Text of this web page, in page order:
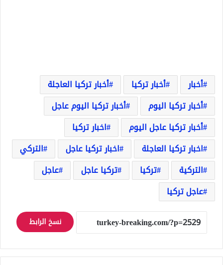
أخبار أخبار تركيا
أخبار تركيا العاجلة
أخبار تركيا اليوم
أخبار تركيا اليوم عاجل
أخبار تركيا عاجل اليوم
اخبار تركيا
اخبار تركيا العاجلة
اخبار تركيا عاجل
التركي
التركية
تركيا تركيا عاجل
عاجل
عاجل تركيا
نسخ الرابط